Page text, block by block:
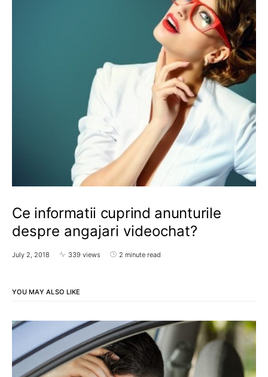
Ce informatii cuprind anunturile
despre angajari videochat?
July 2, 2018 339 views 2 minute read
YOU MAY ALSO LIKE